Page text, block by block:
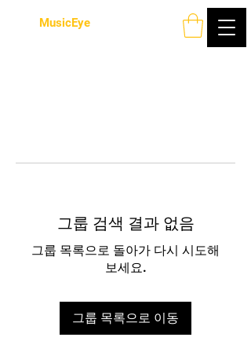
MusicEye
그룹 검색 결과 없음
그룹 목록으로 돌아가 다시 시도해
보세요.
그룹 목록으로 이동